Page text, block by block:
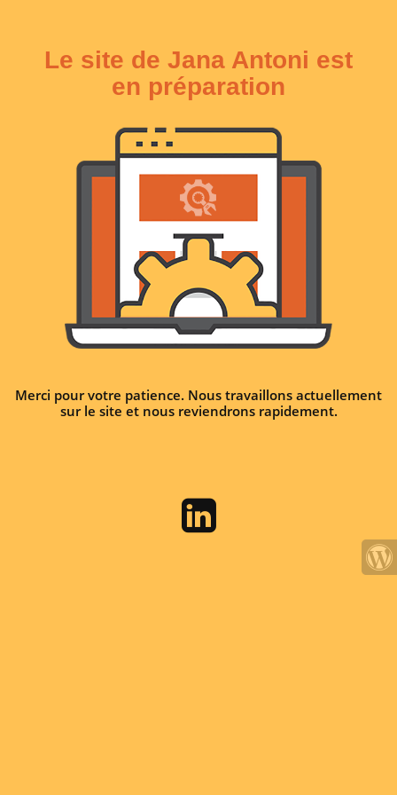
Le site de Jana Antoni est
en préparation
Merci pour votre patience. Nous travaillons actuellement
sur le site et nous reviendrons rapidement.